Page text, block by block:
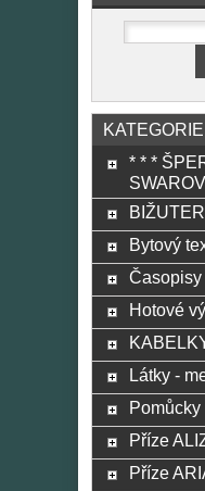
KATEGORIE
* * *
Bytový
Hotové
Látky -
Pomůcky
Příze
Příze